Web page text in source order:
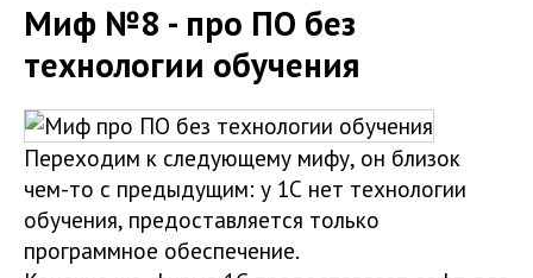
Миф №8 - про ПО без
технологии обучения
Переходим к следующему мифу, он близок
чем-то с предыдущим: у 1С нет технологии
обучения, предоставляется только
программное обеспечение.